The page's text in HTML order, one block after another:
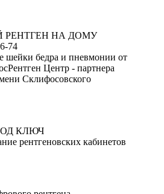
РЕНТГЕН НА ДОМУ
74
шейки бедра и пневмонии от
Центр - партнера
Склифосовского
КЛЮЧ
рентгеновских кабинетов